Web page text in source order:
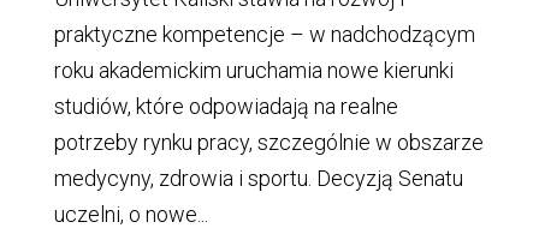
praktyczne kompetencje – w nadchodzącym
roku akademickim uruchamia nowe kierunki
studiów, które odpowiadają na realne
potrzeby rynku pracy, szczególnie w obszarze
medycyny, zdrowia i sportu. Decyzją Senatu
uczelni, o nowe...